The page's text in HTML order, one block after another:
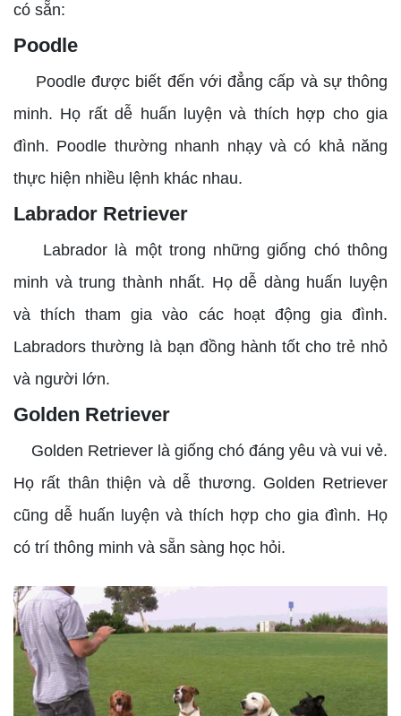
có sẵn:
Poodle
Poodle được biết đến với đẳng cấp và sự thông
minh. Họ rất dễ huấn luyện và thích hợp cho gia
đình. Poodle thường nhanh nhạy và có khả năng
thực hiện nhiều lệnh khác nhau.
Labrador Retriever
Labrador là một trong những giống chó thông
minh và trung thành nhất. Họ dễ dàng huấn luyện
và thích tham gia vào các hoạt động gia đình.
Labradors thường là bạn đồng hành tốt cho trẻ nhỏ
và người lớn.
Golden Retriever
Golden Retriever là giống chó đáng yêu và vui vẻ.
Họ rất thân thiện và dễ thương. Golden Retriever
cũng dễ huấn luyện và thích hợp cho gia đình. Họ
có trí thông minh và sẵn sàng học hỏi.